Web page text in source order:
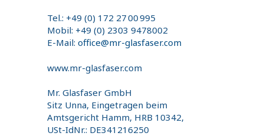
Tel.: +49 (0) 172 27 00 995
Mobil: +49 (0) 2303 9478002
E-Mail: office@mr-glasfaser.com
www.mr-glasfaser.com
Mr. Glasfaser GmbH
Sitz Unna, Eingetragen beim
Amtsgericht Hamm, HRB 10342,
USt-IdNr.: DE341216250